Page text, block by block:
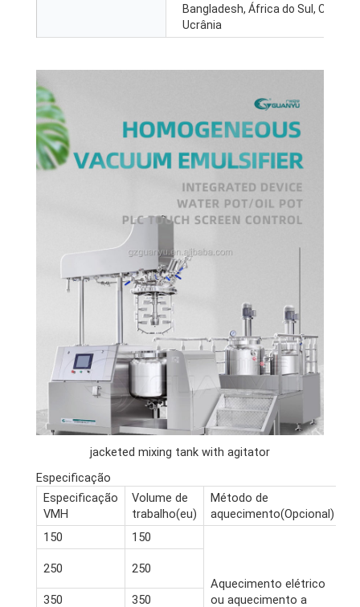
Bangladesh, África do Sul,
Ucrânia
jacketed mixing tank with agitator
Especificação
Especificação
VMH
Volume de
trabalho(eu)
Método de
aquecimento(Opcional)
150
150
Aquecimento elétrico
ou aquecimento a
250 250
350
350